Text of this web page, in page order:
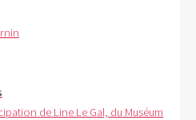
de Line Le Gal, du Muséum